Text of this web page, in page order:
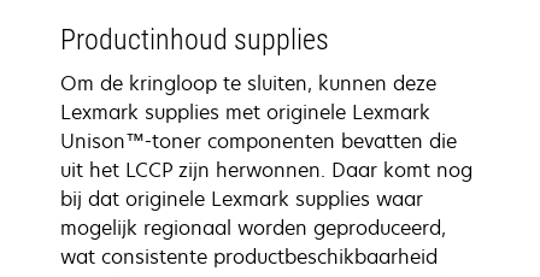
Productinhoud supplies
Om de kringloop te sluiten, kunnen deze
Lexmark supplies met originele Lexmark
Unison™-toner componenten bevatten die
uit het LCCP zijn herwonnen. Daar komt nog
bij dat originele Lexmark supplies waar
mogelijk regionaal worden geproduceerd,
wat consistente productbeschikbaarheid